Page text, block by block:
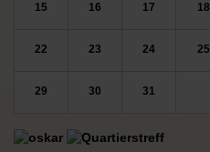
15 16 17 18
22 23 24 25
29 30 31